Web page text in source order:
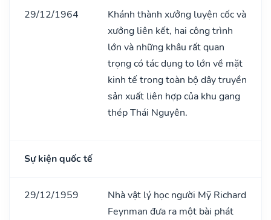
29/12/1964
Khánh thành xưởng luyện cốc và
xưởng liên kết, hai công trình
lớn và những khâu rất quan
trọng có tác dụng to lớn về mặt
kinh tế trong toàn bộ dây truyền
sản xuất liên hợp của khu gang
thép Thái Nguyên.
Sự kiện quốc tế
29/12/1959
Nhà vật lý học người Mỹ Richard
Feynman đưa ra một bài phát